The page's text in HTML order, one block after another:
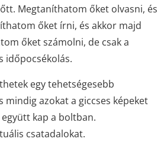
Megtaníthatom őket olvasni, és
őket írni, és akkor majd
őket számolni, de csak a
időpocsékolás.
egy tehetségesebb
mindig azokat a giccses képeket
kap a boltban.
csatadalokat.